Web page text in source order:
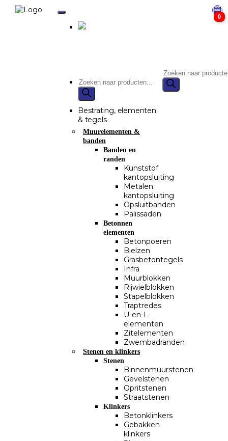
Bestrating, elementen
& tegels
Muurelementen &
banden
Banden en
randen
Kunststof
kantopsluiting
Metalen
kantopsluiting
Opsluitbanden
Palissaden
Betonnen
elementen
Betonpoeren
Bielzen
Grasbetontegels
Infra
Muurblokken
Rijwielblokken
Stapelblokken
Traptredes
U-en-L-
elementen
Zitelementen
Zwembadranden
Stenen en klinkers
Stenen
Binnenmuurstenen
Gevelstenen
Opritstenen
Straatstenen
Klinkers
Betonklinkers
Gebakken
klinkers
0